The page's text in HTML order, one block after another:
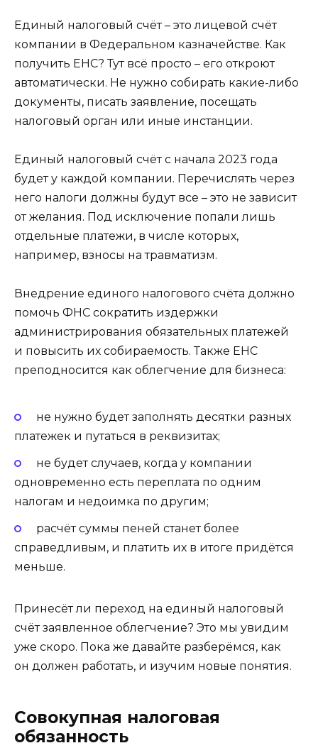
Единый налоговый счёт – это лицевой счёт
компании в Федеральном казначействе. Как
получить ЕНС? Тут всё просто – его откроют
автоматически. Не нужно собирать какие-либо
документы, писать заявление, посещать
налоговый орган или иные инстанции.
Единый налоговый счёт с начала 2023 года
будет у каждой компании. Перечислять через
него налоги должны будут все – это не зависит
от желания. Под исключение попали лишь
отдельные платежи, в числе которых,
например, взносы на травматизм.
Внедрение единого налогового счёта должно
помочь ФНС сократить издержки
администрирования обязательных платежей
и повысить их собираемость. Также ЕНС
преподносится как облегчение для бизнеса:
не нужно будет заполнять десятки разных
платежек и путаться в реквизитах;
не будет случаев, когда у компании
одновременно есть переплата по одним
налогам и недоимка по другим;
расчёт суммы пеней станет более
справедливым, и платить их в итоге придётся
меньше.
Принесёт ли переход на единый налоговый
счёт заявленное облегчение? Это мы увидим
уже скоро. Пока же давайте разберёмся, как
он должен работать, и изучим новые понятия.
Совокупная налоговая
обязанность